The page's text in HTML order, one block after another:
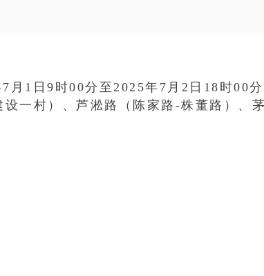
月1日9时00分至2025年7月2日18时00
一村）、芦淞路（陈家路-株董路）、